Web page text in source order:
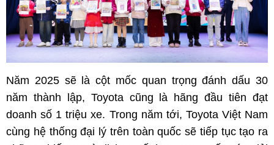
Năm 2025 sẽ là cột mốc quan trọng đánh dấu 30
năm thành lập, Toyota cũng là hãng đầu tiên đạt
doanh số 1 triệu xe. Trong năm tới, Toyota Việt Nam
cùng hệ thống đại lý trên toàn quốc sẽ tiếp tục tạo ra